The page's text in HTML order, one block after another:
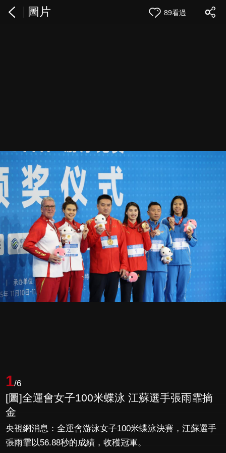
圖片 89看過
1/6
[圖]全運會女子100米蝶泳 江蘇選手張雨霏摘
金
央視網消息：全運會游泳女子100米蝶泳決賽，江蘇選手
張雨霏以56.88秒的成績，收穫冠軍。